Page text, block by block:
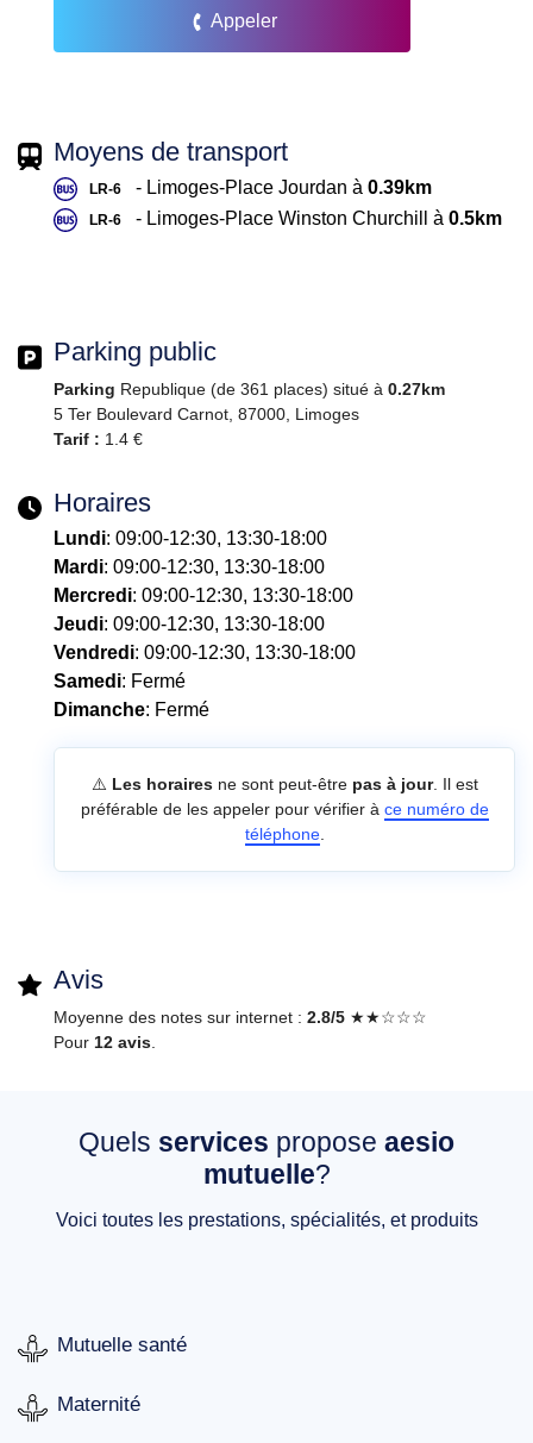
Appeler
Moyens de transport
LR-6 - Limoges-Place Jourdan à 0.39km
LR-6 - Limoges-Place Winston Churchill à 0.5km
Parking public
Parking Republique (de 361 places) situé à 0.27km
5 Ter Boulevard Carnot, 87000, Limoges
Tarif : 1.4 €
Horaires
Lundi: 09:00-12:30, 13:30-18:00
Mardi: 09:00-12:30, 13:30-18:00
Mercredi: 09:00-12:30, 13:30-18:00
Jeudi: 09:00-12:30, 13:30-18:00
Vendredi: 09:00-12:30, 13:30-18:00
Samedi: Fermé
Dimanche: Fermé
⚠️ Les horairesne sont peut-être pas à jour. Il est
préférable de les appeler pour vérifier à ce numéro de
téléphone.
Avis
Moyenne des notes sur internet : 2.8/5 ★★☆☆☆
Pour 12 avis.
Quels services propose aesio
mutuelle?
Voici toutes les prestations, spécialités, et produits
Mutuelle santé
Maternité